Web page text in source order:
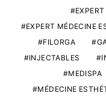
EXPERT MÉDECINE
FILORGA
INJECTABLES
MEDISPA
MÉDECINE